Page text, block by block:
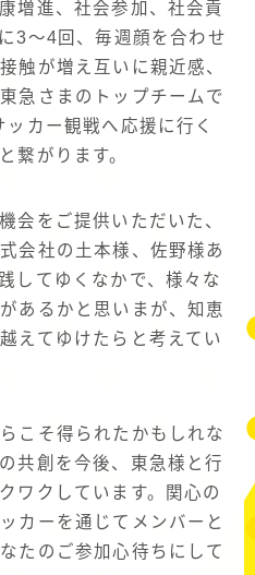
増進、社会参加、社会貢
3～4回、毎週顔を合わせ
触が増え互いに親近感、
急さまのトップチームで
カー観戦へ応援に行く
繋がります。
会をご提供いただいた、
会社の土本様、佐野様あ
してゆくなかで、様々な
あるかと思いまが、知恵
えてゆけたらと考えてい
こそ得られたかもしれな
共創を今後、東急様と行
ワクしています。関心の
カーを通じてメンバーと
たのご参加心待ちにして